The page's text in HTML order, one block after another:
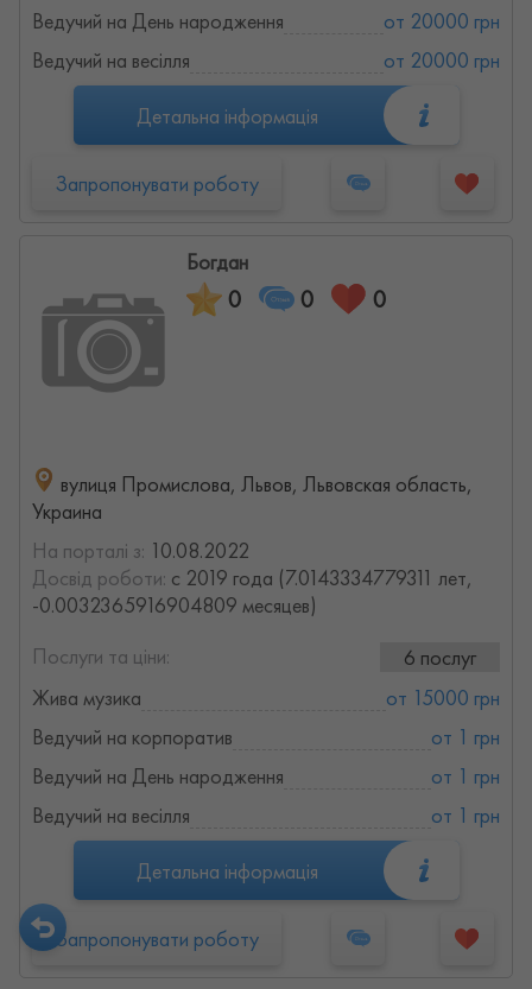
Ведучий на День народження
от 20000 грн
Ведучий на весілля
от 20000 грн
Детальна інформація
Запропонувати роботу
Богдан
0 0 0
вулиця Промислова, Львов, Львовская область,
Украина
На порталі з: 10.08.2022
Досвід роботи: с 2019 года (7.0143334779311 лет,
-0.0032365916904809 месяцев)
Послуги та ціни:
6 послуг
Жива музика
от 15000 грн
Ведучий на корпоратив
от 1 грн
Ведучий на День народження
от 1 грн
Ведучий на весілля
от 1 грн
Детальна інформація
Запропонувати роботу